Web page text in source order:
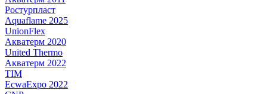
Ростурпласт
Aquaflame 2025
UnionFlex
Акватерм 2020
United Thermo
Акватерм 2022
TIM
EcwaExpo 2022